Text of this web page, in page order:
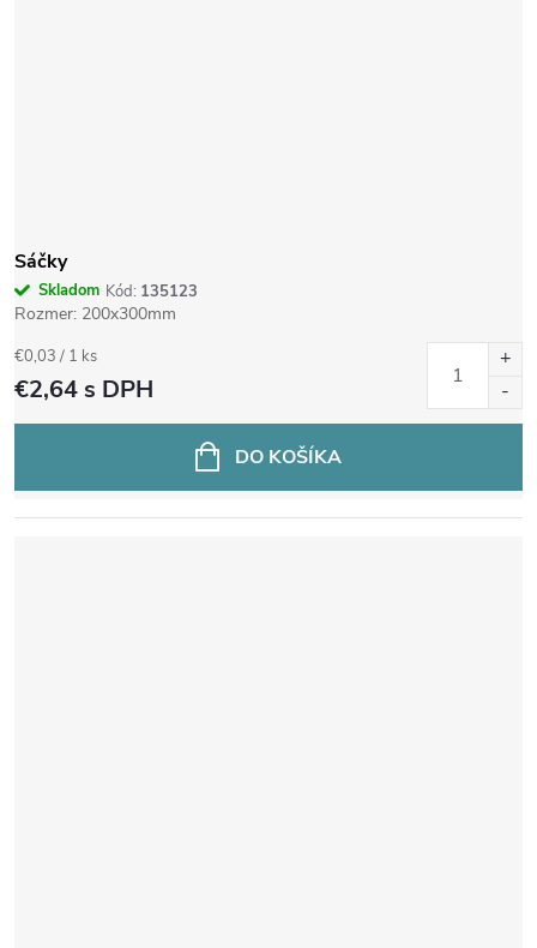
Sáčky
Skladom Kód: 135123
Rozmer: 200x300mm
€2,64s DPH
Jednotková
cena:
€0,03 / 1 ks
DO KOŠÍKA